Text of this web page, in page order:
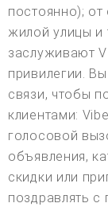
постоянно);
жилой улицы и
заслуживают
привилегии.
связи, чтобы
клиентами:
голосовой
объявления,
скидки или
поздравлять с